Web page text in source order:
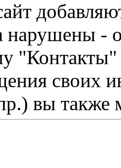
нарушены -
"Контакты"
своих
вы также